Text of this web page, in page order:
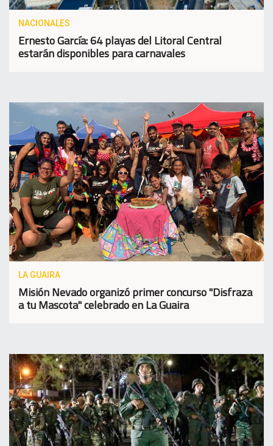
NACIONALES
Ernesto García: 64 playas del Litoral Central
estarán disponibles para carnavales
LA GUAIRA
Misión Nevado organizó primer concurso "Disfraza
a tu Mascota" celebrado en La Guaira